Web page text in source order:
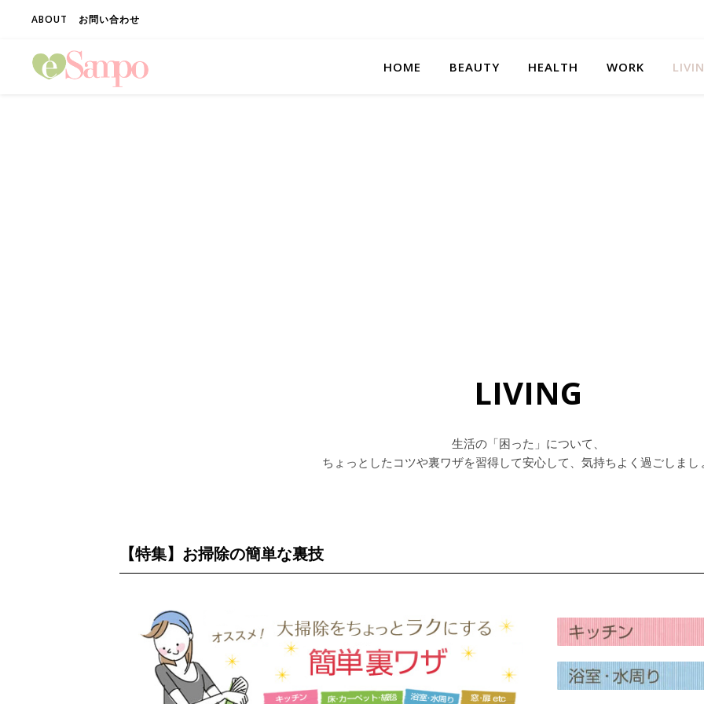
ABOUT お問い合わせ
HOME BEAUTY HEALTH WORK
LIVING
生活の「困った」について、
ちょっとしたコツや裏ワザを習得して安心して、気持ちよく過ごしまし
【特集】お掃除の簡単な裏技